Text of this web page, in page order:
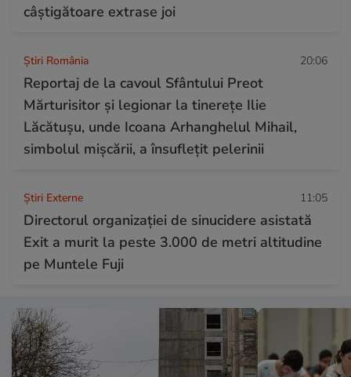
câștigătoare extrase joi
Știri România 20:06
Reportaj de la cavoul Sfântului Preot
Mărturisitor și legionar la tinerețe Ilie
Lăcătușu, unde Icoana Arhanghelul Mihail,
simbolul mișcării, a însuflețit pelerinii
Știri Externe 11:05
Directorul organizației de sinucidere asistată
Exit a murit la peste 3.000 de metri altitudine
pe Muntele Fuji